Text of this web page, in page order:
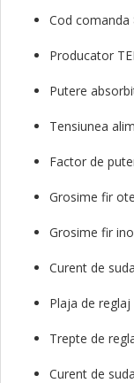
Cod comanda
Producator
Putere
Tensiunea
Factor de
Grosime fir
Grosime fir
Curent de
Plaja de
Trepte de
Curent de